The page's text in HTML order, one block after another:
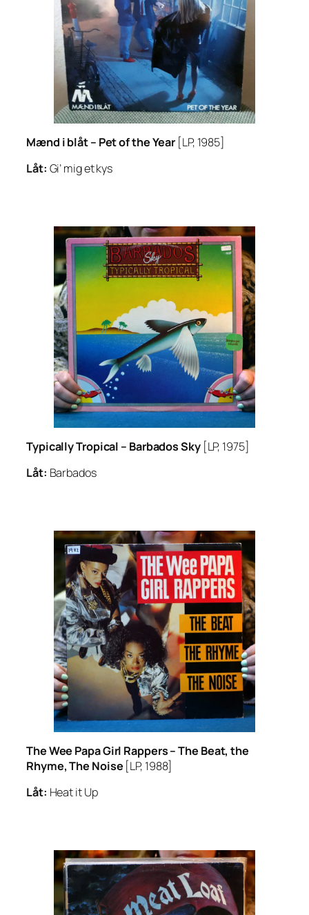
Mænd i blåt – Pet of the Year [LP, 1985]
Låt: Gi’ mig et kys
Typically Tropical – Barbados Sky[LP, 1975]
Låt: Barbados
The Wee Papa Girl Rappers –The Beat, the
Rhyme, The Noise [LP, 1988]
Låt: Heat it Up